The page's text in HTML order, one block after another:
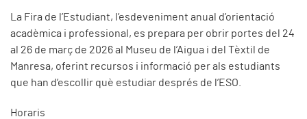
La Fira de l’Estudiant, l’esdeveniment anual d’orientació
acadèmica i professional, es prepara per obrir portes del 24
al 26 de març de 2026 al Museu de l’Aigua i del Tèxtil de
Manresa, oferint recursos i informació per als estudiants
que han d’escollir què estudiar després de l’ESO.
Horaris